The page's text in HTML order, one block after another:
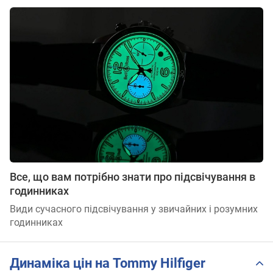
Все, що вам потрібно знати про підсвічування в
годинниках
Види сучасного підсвічування у звичайних і розумних
годинниках
Динаміка цін на Tommy Hilfiger